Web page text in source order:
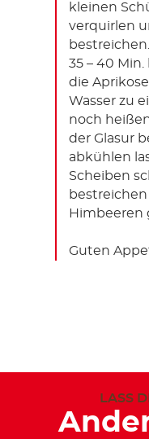
kleinen
verquirlen
35 – 40
die
Wasser zu
noch
der Glasur
abkühlen
Scheiben
Himbeeren
Guten
LASS